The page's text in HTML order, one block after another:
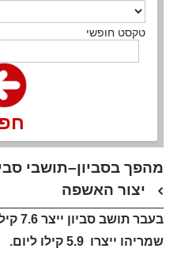
טקסט חופשי
מהפך בסביון–תושבי
בעבר
שמריהו ייצרו 5.9 קילו ליום.